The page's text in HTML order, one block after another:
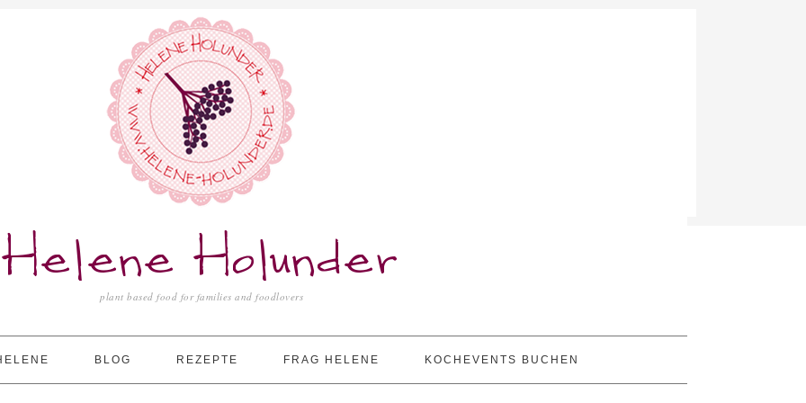
Helene Holunder
plant based food for families and foodlovers
BLOG REZEPTE FRAG HELENE KOCHEVENTS BUCHEN